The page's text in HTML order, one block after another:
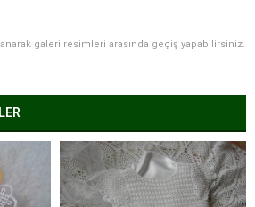
galeri resimleri arasında geçiş yapabilirsiniz.